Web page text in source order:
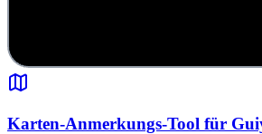
Karten-Anmerkungs-Tool für